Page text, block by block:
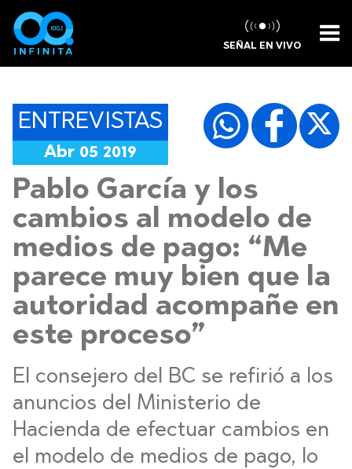
SEÑAL EN VIVO
ENTREVISTAS
Abr 05 2019
Pablo García y los
cambios al modelo de
medios de pago: “Me
parece muy bien que la
autoridad acompañe en
este proceso”
El consejero del BC se refirió a los
anuncios del Ministerio de
Hacienda de efectuar cambios en
el modelo de medios de pago, lo